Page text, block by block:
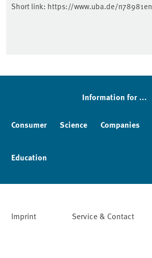
Short link: https://www.uba.de/n78981en
Information for ...
Consumer Science Companies
Education
Imprint Service & Contact